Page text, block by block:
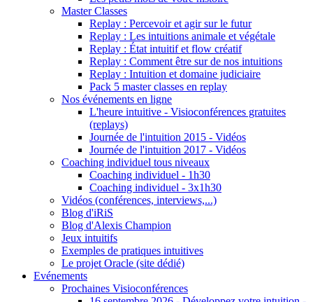
Master Classes
Replay : Percevoir et agir sur le futur
Replay : Les intuitions animale et végétale
Replay : État intuitif et flow créatif
Replay : Comment être sur de nos intuitions
Replay : Intuition et domaine judiciaire
Pack 5 master classes en replay
Nos événements en ligne
L'heure intuitive - Visioconférences gratuites
(replays)
Journée de l'intuition 2015 - Vidéos
Journée de l'intuition 2017 - Vidéos
Coaching individuel tous niveaux
Coaching individuel - 1h30
Coaching individuel - 3x1h30
Vidéos (conférences, interviews,...)
Blog d'iRiS
Blog d'Alexis Champion
Jeux intuitifs
Exemples de pratiques intuitives
Le projet Oracle (site dédié)
Evénements
Prochaines Visioconférences